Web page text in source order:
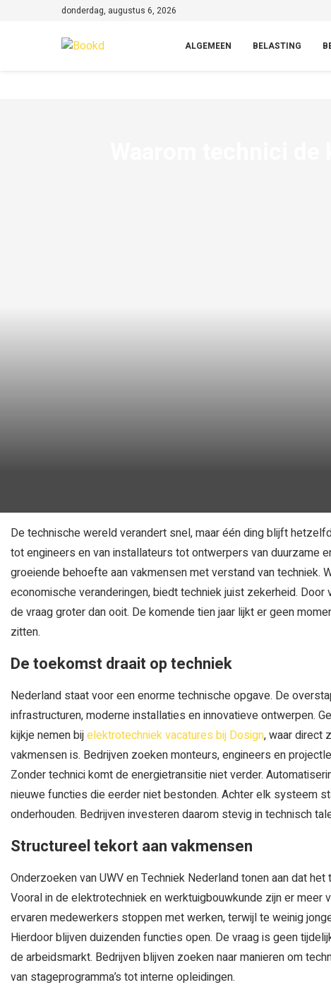
donderdag, augustus 6, 2026
ALGEMEEN BELASTING
De technische wereld verandert snel, maar één ding blijft
tot engineers en van installateurs tot ontwerpers van duurzame
groeiende behoefte aan vakmensen met verstand van techniek.
economische veranderingen, biedt techniek juist zekerheid.
de vraag groter dan ooit. De komende tien jaar lijkt er geen
zitten.
De toekomst draait op techniek
Nederland staat voor een enorme technische opgave. De
infrastructuren, moderne installaties en innovatieve ontwerpen.
kijkje nemen bijelektrotechniek vacatures bij Dosign, waar direct
vakmensen is. Bedrijven zoeken monteurs, engineers en
Zonder technici komt de energietransitie niet verder.
nieuwe functies die eerder niet bestonden. Achter elk systeem
onderhouden. Bedrijven investeren daarom stevig in technisch
Structureel tekort aan vakmensen
Onderzoeken van UWV en Techniek Nederland tonen aan dat
Vooral in de elektrotechniek en werktuigbouwkunde zijn er meer
ervaren medewerkers stoppen met werken, terwijl te weinig
Hierdoor blijven duizenden functies open. De vraag is geen
de arbeidsmarkt. Bedrijven blijven zoeken naar manieren om
van stageprogramma’s tot interne opleidingen.